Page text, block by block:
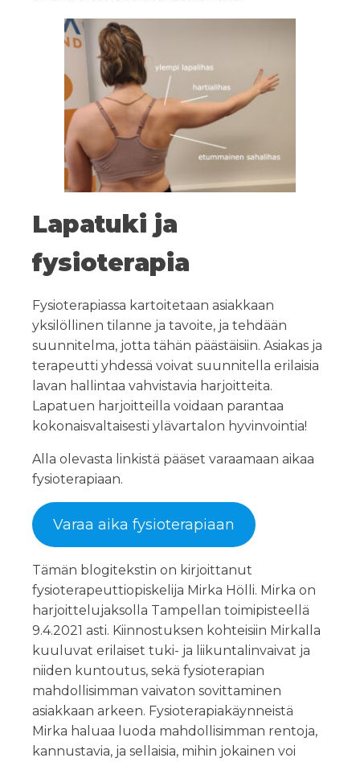
Lapatuki ja
fysioterapia
Fysioterapiassa kartoitetaan asiakkaan
yksilöllinen tilanne ja tavoite, ja tehdään
suunnitelma, jotta tähän päästäisiin. Asiakas ja
terapeutti yhdessä voivat suunnitella erilaisia
lavan hallintaa vahvistavia harjoitteita.
Lapatuen harjoitteilla voidaan parantaa
kokonaisvaltaisesti ylävartalon hyvinvointia!
Alla olevasta linkistä pääset varaamaan aikaa
fysioterapiaan.
Varaa aika fysioterapiaan
Tämän blogitekstin on kirjoittanut
fysioterapeuttiopiskelija Mirka Hölli. Mirka on
harjoittelujaksolla Tampellan toimipisteellä
9.4.2021 asti. Kiinnostuksen kohteisiin Mirkalla
kuuluvat erilaiset tuki- ja liikuntalinvaivat ja
niiden kuntoutus, sekä fysioterapian
mahdollisimman vaivaton sovittaminen
asiakkaan arkeen. Fysioterapiakäynneistä
Mirka haluaa luoda mahdollisimman rentoja,
kannustavia, ja sellaisia, mihin jokainen voi